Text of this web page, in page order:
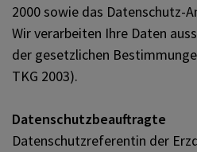
2000 sowie das Datenschutz-
Wir verarbeiten Ihre Daten
der gesetzlichen
TKG 2003).
Datenschutzbeauftragte
Datenschutzreferentin der